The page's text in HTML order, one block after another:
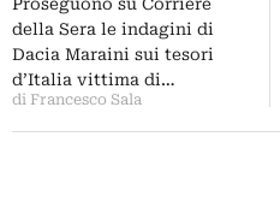
Monteleone, Pericoli
scrittore…
Proseguono su Corriere
della Sera le indagini di
Dacia Maraini sui tesori
d’Italia vittima di…
di Francesco Sala